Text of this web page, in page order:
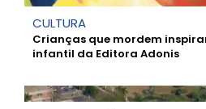
CULTURA
Crianças que mordem
infantil da Editora Adonis